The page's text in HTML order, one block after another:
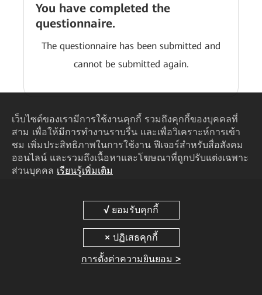
You have completed the
questionnaire.
The questionnaire has been submitted and
cannot be submitted again.
เว็บไซต์ของเรามีการใช้งานคุกกี้ รวมถึงคุกกี้ของบุคคลที่
สาม เพื่อให้มีการทำงานราบรื่น และเพื่อวิเคราะห์การเข้า
ชม เพิ่มประสิทธิภาพในการใช้งาน ฟีเจอร์สำหรับสื่อสังคม
ออนไลน์ และรวมถึงเนื้อหาและโฆษณาที่ถูกปรับแต่งเฉพาะ
ส่วนบุคคล เรียนรู้เพิ่มเติม
การตั้งค่าความยินยอม >